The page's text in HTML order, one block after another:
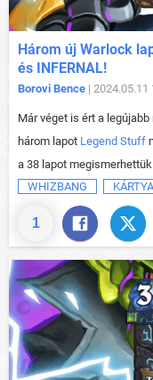
1
Három új Warlock
és INFERNAL!
Borovi Bence | 2024.05.11
Már véget is ért a
három lapot Legend Stuff
a 38 lapot
WHIZBANG
KÁRTYA